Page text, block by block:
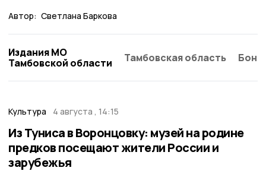
Автор: Светлана Баркова
Издания МО
Тамбовской области
Тамбовская область
Культура 4 августа , 14:15
Из Туниса в Воронцовку: музей на родине
предков посещают жители России и
зарубежья